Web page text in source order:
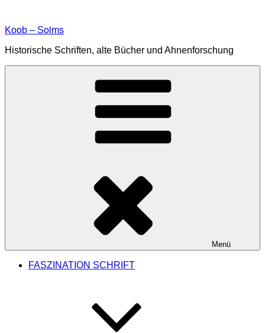
springen
Koob – Solms
Historische Schriften, alte Bücher und Ahnenforschung
Menü
FASZINATION SCHRIFT